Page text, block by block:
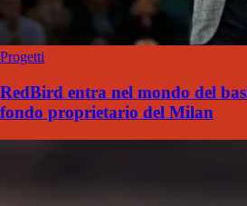
Progetti
RedBird entra nel mondo del
fondo proprietario del Milan